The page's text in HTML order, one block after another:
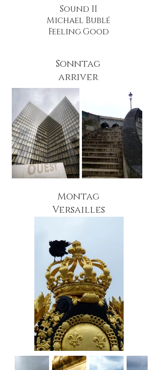
Sound II
Michael Bublé
Feeling Good
Sonntag
arriver
Montag
Versailles